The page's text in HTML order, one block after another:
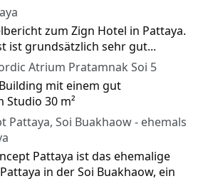
zum Zign Hotel in Pattaya.
ist grundsätzlich sehr gut...
Atrium Pratamnak Soi 5
mit einem gut
30 m²
Pattaya, Soi Buakhaow - ehemals
Pattaya ist das ehemalige
in der Soi Buakhaow, ein